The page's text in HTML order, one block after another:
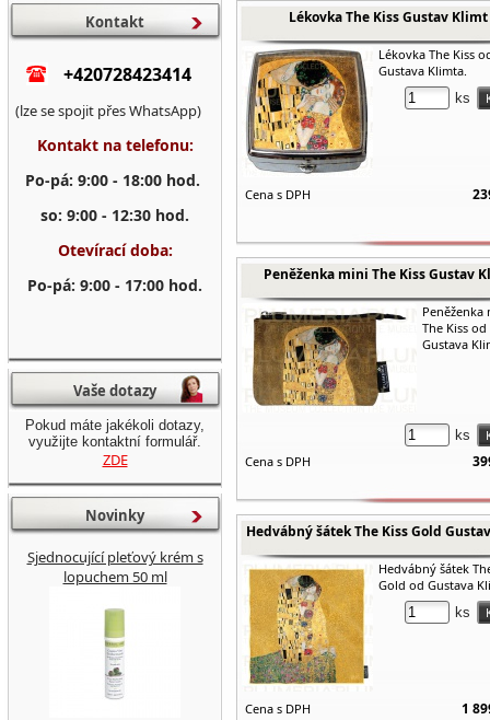
Lékovka The Kiss Gustav Klimt
Lékovka The Kiss
Gustava Klimta.
ks
Cena s DPH
Peněženka mini The Kiss Gustav
Peněženka
The Kiss od
Gustava
ks
Cena s DPH
Hedvábný šátek The Kiss Gold
Hedvábný šátek
Gold od Gustava
ks
Cena s DPH 1
Kontakt
+420728423414
(lze se spojit přes WhatsApp)
Kontakt na telefonu:
Po-pá: 9:00 - 18:00 hod.
so: 9:00 - 12:30 hod.
Otevírací doba:
Po-pá: 9:00 - 17:00 hod.
Vaše dotazy
Pokud máte jakékoli dotazy,
využijte kontaktní formulář.
ZDE
Novinky
Sjednocující pleťový krém s
lopuchem 50 ml